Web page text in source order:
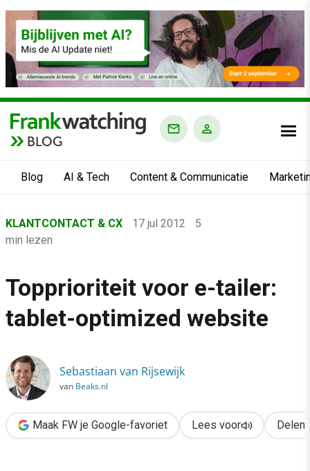
BLOG
Blog AI & Tech Content & Communicatie
›
Klantcontact & CX
›
KLANTCONTACT & CX 17 jul 2012
5
min lezen
Topprioriteit voor e-tailer:
tablet-optimized website
Sebastiaan van Rijsewijk
van Beaks.nl
Maak FW je Google-favoriet Lees voor Delen